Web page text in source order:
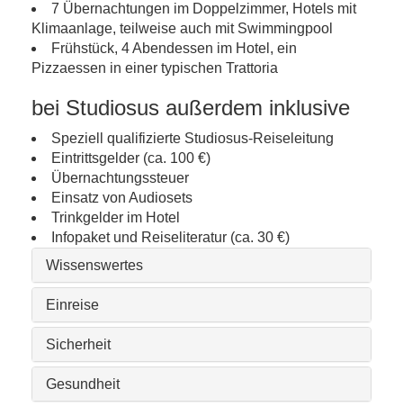
7 Übernachtungen im Doppelzimmer, Hotels mit
Klimaanlage, teilweise auch mit Swimmingpool
Frühstück, 4 Abendessen im Hotel, ein
Pizzaessen in einer typischen Trattoria
bei Studiosus außerdem inklusive
Speziell qualifizierte Studiosus-Reiseleitung
Eintrittsgelder (ca. 100 €)
Übernachtungssteuer
Einsatz von Audiosets
Trinkgelder im Hotel
Infopaket und Reiseliteratur (ca. 30 €)
Wissenswertes
Einreise
Sicherheit
Gesundheit